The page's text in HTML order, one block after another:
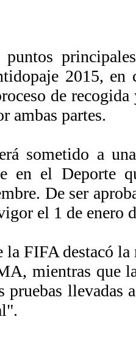
2015, en
de
ambas partes.
sometido a
en el Deporte
De ser
el 1 de enero
FIFA destacó la
mientras que
pruebas llevadas